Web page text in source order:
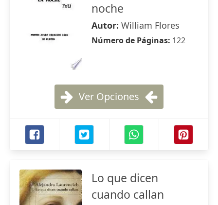
noche
Autor: William Flores
Número de Páginas: 122
Ver Opciones
Lo que dicen
cuando callan